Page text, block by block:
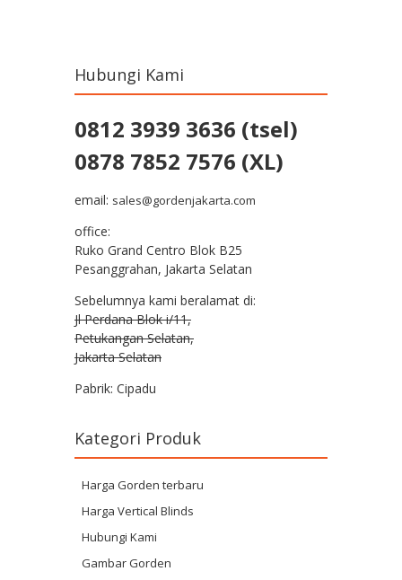
Hubungi Kami
0812 3939 3636 (tsel)
0878 7852 7576 (XL)
email: sales@gordenjakarta.com
office:
Ruko Grand Centro Blok B25
Pesanggrahan, Jakarta Selatan
Sebelumnya kami beralamat di:
Jl Perdana Blok i/11,
Petukangan Selatan,
Jakarta Selatan
Pabrik: Cipadu
Kategori Produk
Harga Gorden terbaru
Harga Vertical Blinds
Hubungi Kami
Gambar Gorden